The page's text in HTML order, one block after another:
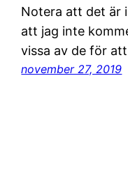
Notera att det är
att jag inte
vissa av de för
november 27, 2019